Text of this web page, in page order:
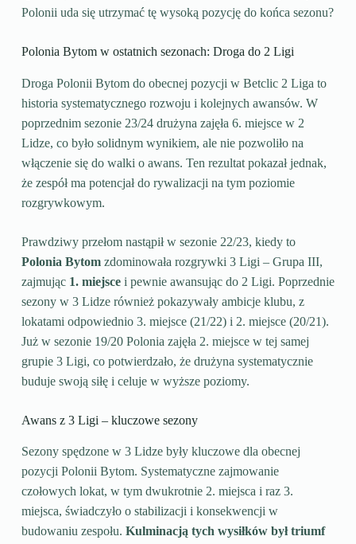
Polonii uda się utrzymać tę wysoką pozycję do końca sezonu?
Polonia Bytom w ostatnich sezonach: Droga do 2 Ligi
Droga Polonii Bytom do obecnej pozycji w Betclic 2 Liga to
historia systematycznego rozwoju i kolejnych awansów. W
poprzednim sezonie 23/24 drużyna zajęła 6. miejsce w 2
Lidze, co było solidnym wynikiem, ale nie pozwoliło na
włączenie się do walki o awans. Ten rezultat pokazał jednak,
że zespół ma potencjał do rywalizacji na tym poziomie
rozgrywkowym.
Prawdziwy przełom nastąpił w sezonie 22/23, kiedy to
Polonia Bytomzdominowała rozgrywki 3 Ligi – Grupa III,
zajmując 1. miejscei pewnie awansując do 2 Ligi. Poprzednie
sezony w 3 Lidze również pokazywały ambicje klubu, z
lokatami odpowiednio 3. miejsce (21/22) i 2. miejsce (20/21).
Już w sezonie 19/20 Polonia zajęła 2. miejsce w tej samej
grupie 3 Ligi, co potwierdzało, że drużyna systematycznie
buduje swoją siłę i celuje w wyższe poziomy.
Awans z 3 Ligi – kluczowe sezony
Sezony spędzone w 3 Lidze były kluczowe dla obecnej
pozycji Polonii Bytom. Systematyczne zajmowanie
czołowych lokat, w tym dwukrotnie 2. miejsca i raz 3.
miejsca, świadczyło o stabilizacji i konsekwencji w
budowaniu zespołu. Kulminacją tych wysiłków był triumf